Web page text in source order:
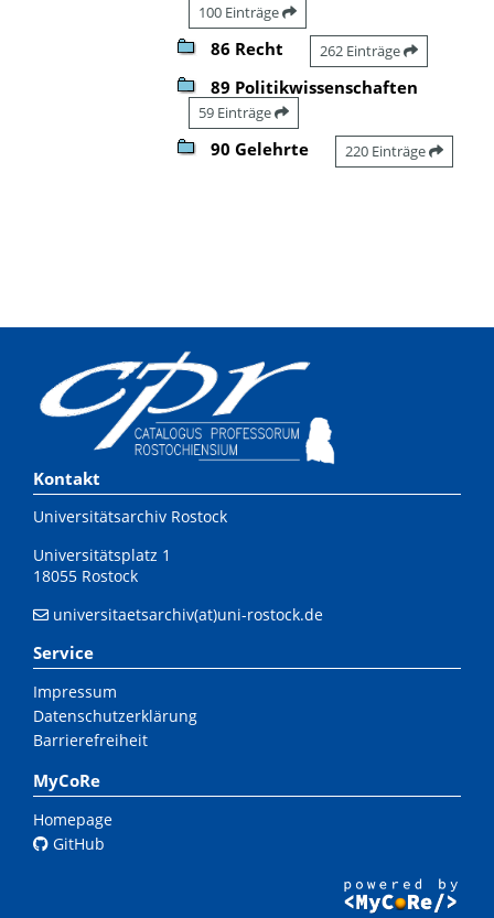
100 Einträge
86 Recht 262 Einträge
89 Politikwissenschaften
59 Einträge
90 Gelehrte 220 Einträge
Kontakt
Universitätsarchiv Rostock
Universitätsplatz 1
18055 Rostock
universitaetsarchiv(at)uni-rostock.de
Service
Impressum
Datenschutzerklärung
Barrierefreiheit
MyCoRe
Homepage
GitHub